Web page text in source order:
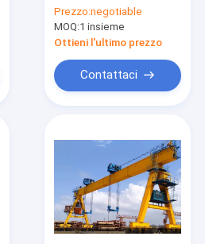
paricolare il
sollevamento nel
cantiere navale
Prezzo:negotiable
MOQ:1 insieme
Ottieni l'ultimo prezzo
Contattaci